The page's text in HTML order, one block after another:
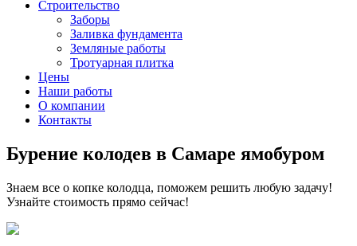
Строительство
Заборы
Заливка фундамента
Земляные работы
Тротуарная плитка
Цены
Наши работы
О компании
Контакты
Бурение колодев в Самаре ямобуром
Знаем все о копке колодца, поможем решить любую задачу!
Узнайте стоимость прямо сейчас!